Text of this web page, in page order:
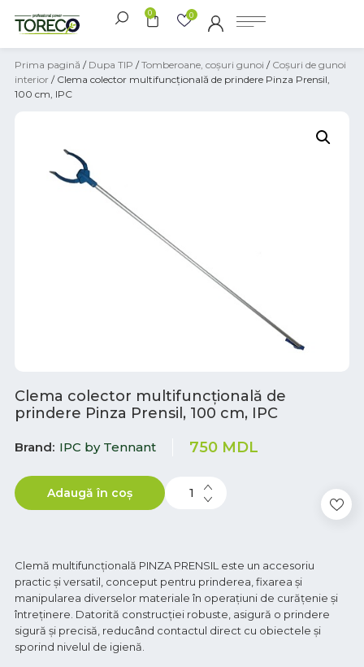
0 0
Prima pagină / Dupa TIP /Tomberoane, coșuri gunoi / Coșuri de gunoi
interior / Clema colector multifuncțională de prindere Pinza Prensil,
100 cm, IPC
Clema colector multifuncțională de
prindere Pinza Prensil, 100 cm, IPC
Brand IPC by Tennant 750 MDL
Adaugă în coș
Clemă multifuncțională PINZA PRENSIL este un accesoriu
practic și versatil, conceput pentru prinderea, fixarea și
manipularea diverselor materiale în operațiuni de curățenie și
întreținere. Datorită construcției robuste, asigură o prindere
sigură și precisă, reducând contactul direct cu obiectele și
sporind nivelul de igienă.